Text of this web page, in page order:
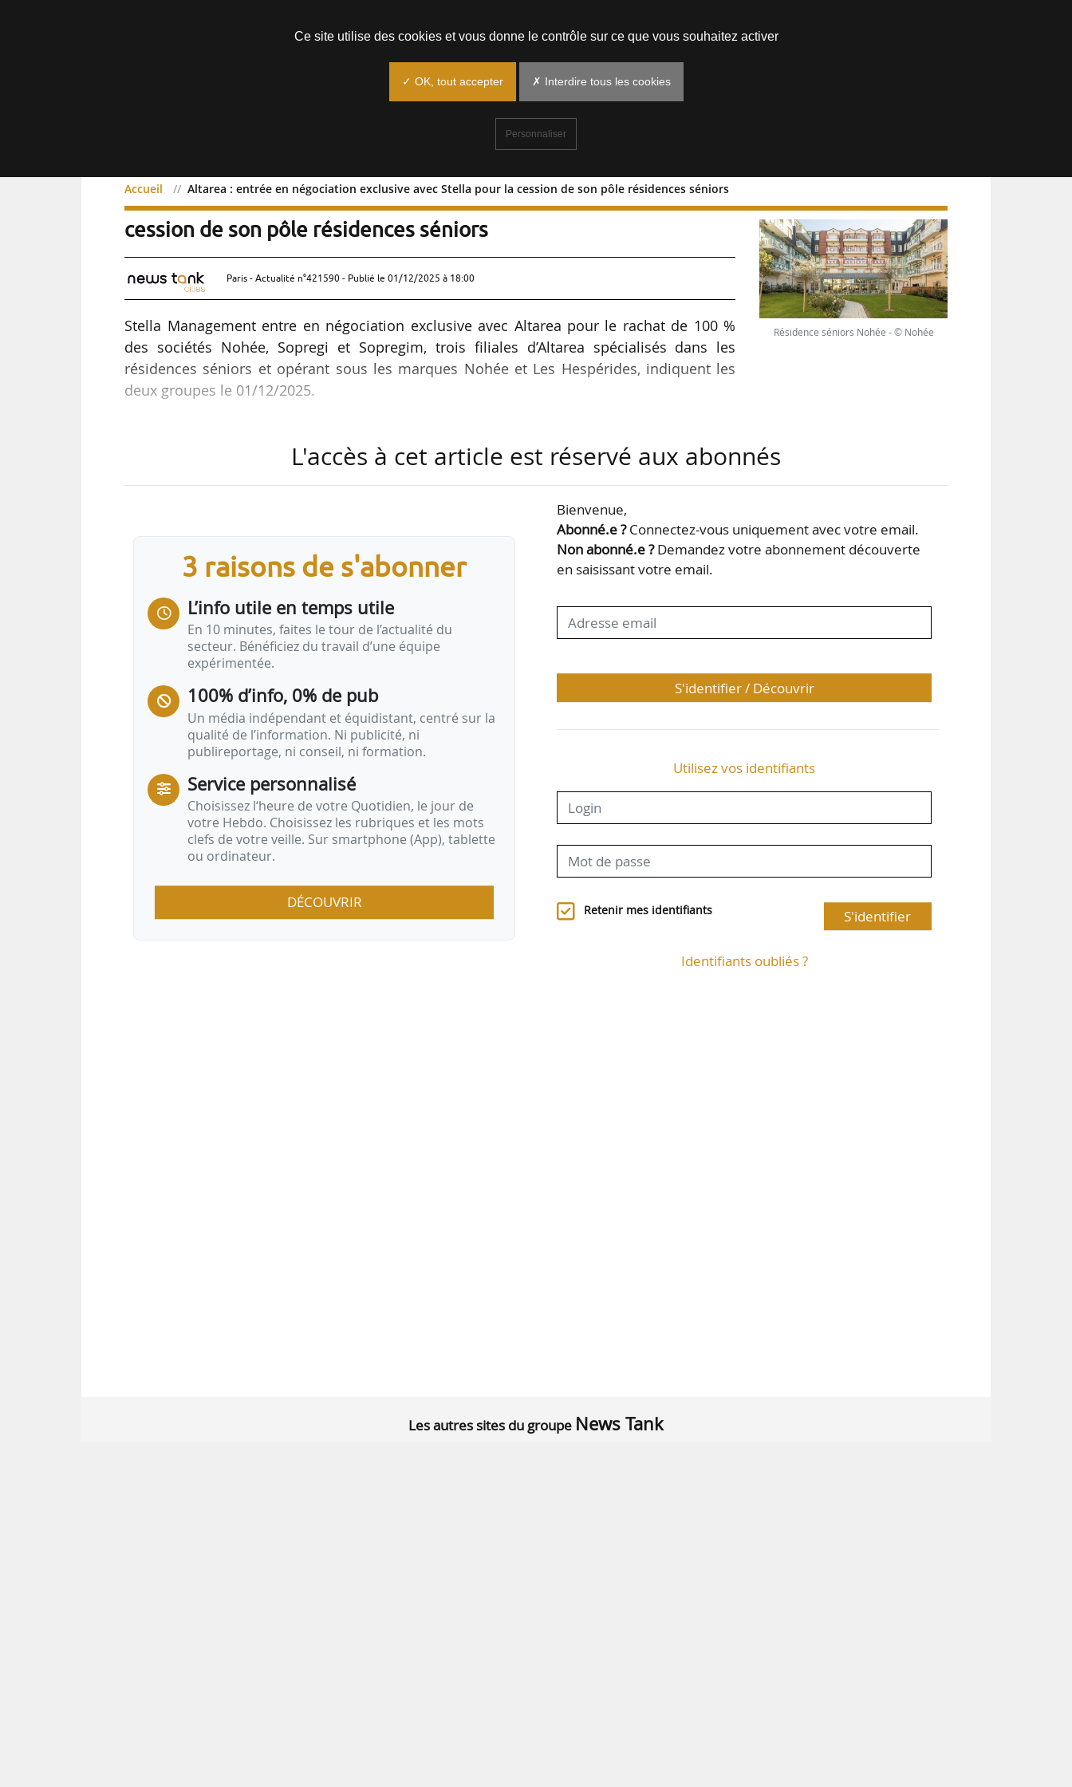
Accueil Altarea : entrée en négociation exclusive avec Stella pour la cession de son pôle résidences séniors
Altarea : entrée en négociation exclusive avec Stella pour la
cession de son pôle résidences séniors
Paris - Actualité n°421590 - Publié le 01/12/2025 à 18:00
Stella Management entre en négociation exclusive avec Altarea pour le rachat de 100 %
des sociétés Nohée, Sopregi et Sopregim, trois filiales d’Altarea spécialisés dans les
résidences séniors et opérant sous les marques Nohée et Les Hespérides, indiquent les
deux groupes le 01/12/2025.
développement. Avec 36 résidences en activité début 2025, Nohée a pour ambition
Sopregi et Sopregim sont deux sociétés rachetées par Altarea en novembre 2023. Elles
affichent des chiffres d’affaires de respectivement 2,44 M€ et 1,51 M€ en 2024. Altarea
Résidence séniors Nohée - © Nohée
L'accès à cet article est réservé aux abonnés
3 raisons de s'abonner
L’info utile en temps utile
En 10 minutes, faites le tour de l’actualité du
secteur. Bénéficiez du travail d’une équipe
expérimentée.
100% d’info, 0% de pub
Un média indépendant et équidistant, centré sur la
qualité de l’information. Ni publicité, ni
publireportage, ni conseil, ni formation.
Service personnalisé
Choisissez l‘heure de votre Quotidien, le jour de
votre Hebdo. Choisissez les rubriques et les mots
clefs de votre veille. Sur smartphone (App), tablette
ou ordinateur.
DÉCOUVRIR
Bienvenue,
Abonné.e ?Connectez-vous uniquement avec votre email.
Non abonné.e ?Demandez votre abonnement découverte
en saisissant votre email.
S'identifier / Découvrir
Utilisez vos identifiants
Retenir mes identifiants S'identifier
Identifiants oubliés ?
Les autres sites du groupe News Tank
Ce site utilise des cookies et vous donne le contrôle sur ce que vous souhaitez activer
✓ OK, tout accepter ✗ Interdire tous les cookies
Personnaliser